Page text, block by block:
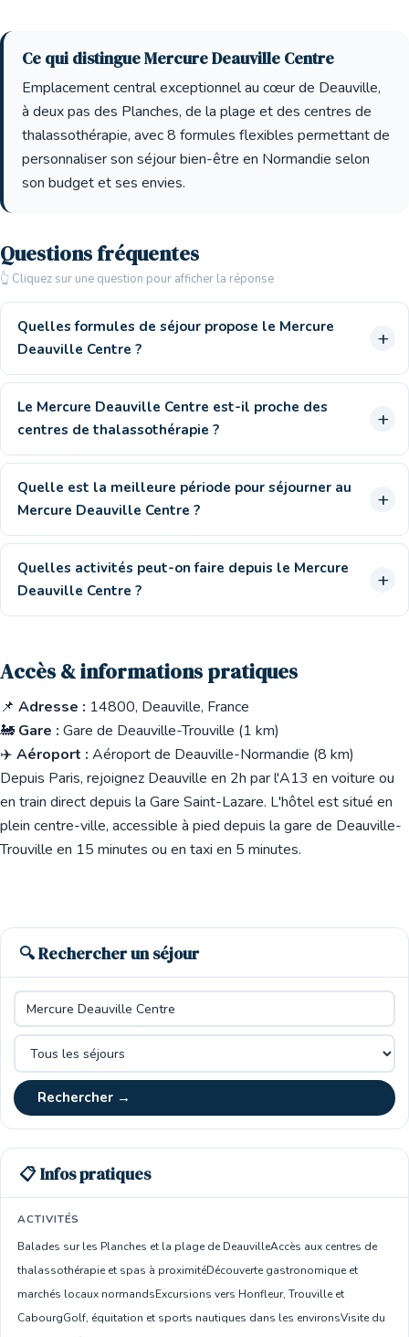
Ce qui distingue Mercure Deauville Centre
Emplacement central exceptionnel au cœur de Deauville,
à deux pas des Planches, de la plage et des centres de
thalassothérapie, avec 8 formules flexibles permettant de
personnaliser son séjour bien-être en Normandie selon
son budget et ses envies.
Questions fréquentes
👆 Cliquez sur une question pour afficher la réponse
Quelles formules de séjour propose le Mercure
Deauville Centre ?
Le Mercure Deauville Centre est-il proche des
centres de thalassothérapie ?
Quelle est la meilleure période pour séjourner au
Mercure Deauville Centre ?
Quelles activités peut-on faire depuis le Mercure
Deauville Centre ?
Accès & informations pratiques
📌 Adresse : 14800, Deauville, France
🚂 Gare : Gare de Deauville-Trouville (1 km)
✈️ Aéroport : Aéroport de Deauville-Normandie (8 km)
Depuis Paris, rejoignez Deauville en 2h par l'A13 en voiture ou
en train direct depuis la Gare Saint-Lazare. L'hôtel est situé en
plein centre-ville, accessible à pied depuis la gare de Deauville-
Trouville en 15 minutes ou en taxi en 5 minutes.
🔍 Rechercher un séjour
Rechercher →
📋 Infos pratiques
ACTIVITÉS
Balades sur les Planches et la plage de DeauvilleAccès aux centres de
thalassothérapie et spas à proximitéDécouverte gastronomique et
marchés locaux normandsExcursions vers Honfleur, Trouville et
CabourgGolf, équitation et sports nautiques dans les environsVisite du